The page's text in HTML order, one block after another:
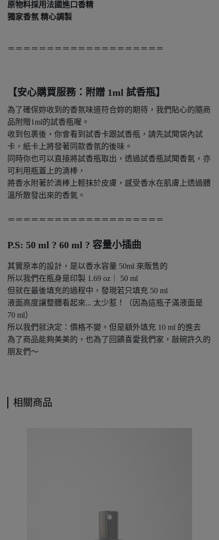
原物料採用法國進口香精
獨家香氛 精心調製
＝＝＝＝＝＝＝＝＝＝＝＝＝＝＝＝＝＝＝＝
【安心購買服務：附贈 1ml 試香瓶】
為了確保妳收到的香氛味道符合妳的期待，我們貼心的隨商
品附贈1ml的試香瓶喔。
收到包裹後，你會看到試香卡跟試香瓶，請先試聞袋內試
卡，紙卡上將發著同款香氛的後味。
同時你也可以直接將試香瓶取出，透過試香瓶試聞香氣，亦
可利用瓶蓋上的滴棒，
將香水附著於滴棒上輕抹於皮膚，感受香水在肌膚上透過體
溫所散發出來的香氣。
＝＝＝＝＝＝＝＝＝＝＝＝＝＝＝＝＝＝＝＝
P.S: 50 ml ? 60 ml ? 容量小插曲
其實原本的設計，是以香水容量 50ml 來販售的
所以我們在瓶身是印製 1.69 oz｜ 50 ml
但就在最後填充的過程中，發現若只填充 50 ml
液面高度讓整體看起來... 太少惹！（因為這瓶子滿液面是
70 ml）
所以我們就決定：價格不變。但是額外填充 10 ml 的進去
為了商品能夠美美的，也為了回饋喜愛我們家，敲碗許久的
朋友們～
相關商品